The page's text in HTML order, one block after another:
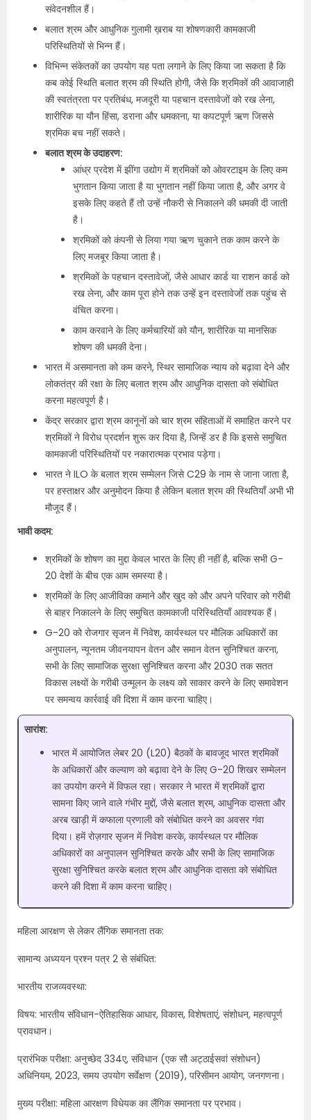
संवेदनशील हैं।
बलात श्रम और आधुनिक गुलामी ख़राब या शोषणकारी कामकाजी
परिस्थितियों से भिन्न हैं।
विभिन्न संकेतकों का उपयोग यह पता लगाने के लिए किया जा सकता है कि
कब कोई स्थिति बलात श्रम की स्थिति होगी, जैसे कि श्रमिकों की आवाजाही
की स्वतंत्रता पर प्रतिबंध, मजदूरी या पहचान दस्तावेजों को रख लेना,
शारीरिक या यौन हिंसा, डराना और धमकाना, या कपटपूर्ण ऋण जिससे
श्रमिक बच नहीं सकते।
बलात श्रम के उदाहरण:
आंध्र प्रदेश में झींगा उद्योग में श्रमिकों को ओवरटाइम के लिए कम
भुगतान किया जाता है या भुगतान नहीं किया जाता है, और अगर वे
इसके लिए कहते हैं तो उन्हें नौकरी से निकालने की धमकी दी जाती
है।
श्रमिकों को कंपनी से लिया गया ऋण चुकाने तक काम करने के
लिए मजबूर किया जाता है।
श्रमिकों के पहचान दस्तावेजों, जैसे आधार कार्ड या राशन कार्ड को
रख लेना, और काम पूरा होने तक उन्हें इन दस्तावेजों तक पहुंच से
वंचित करना।
काम करवाने के लिए कर्मचारियों को यौन, शारीरिक या मानसिक
शोषण की धमकी देना।
भारत में असमानता को कम करने, स्थिर सामाजिक न्याय को बढ़ावा देने और
लोकतंत्र की रक्षा के लिए बलात श्रम और आधुनिक दासता को संबोधित
करना महत्वपूर्ण है।
केंद्र सरकार द्वारा श्रम कानूनों को चार श्रम संहिताओं में समाहित करने पर
श्रमिकों ने विरोध प्रदर्शन शुरू कर दिया है, जिन्हें डर है कि इससे समुचित
कामकाजी परिस्थितियों पर नकारात्मक प्रभाव पड़ेगा।
भारत ने ILO के बलात श्रम सम्मेलन जिसे C29 के नाम से जाना जाता है,
पर हस्ताक्षर और अनुमोदन किया है लेकिन बलात श्रम की स्थितियाँ अभी भी
मौजूद हैं।
भावी कदम:
श्रमिकों के शोषण का मुद्दा केवल भारत के लिए ही नहीं है, बल्कि सभी G-
20 देशों के बीच एक आम समस्या है।
श्रमिकों के लिए आजीविका कमाने और खुद को और अपने परिवार को गरीबी
से बाहर निकालने के लिए समुचित कामकाजी परिस्थितियाँ आवश्यक हैं।
G-20 को रोजगार सृजन में निवेश, कार्यस्थल पर मौलिक अधिकारों का
अनुपालन, न्यूनतम जीवनयापन वेतन और समान वेतन सुनिश्चित करना,
सभी के लिए सामाजिक सुरक्षा सुनिश्चित करना और 2030 तक सतत
विकास लक्ष्यों के गरीबी उन्मूलन के लक्ष्य को साकार करने के लिए समावेशन
पर समन्वय कार्रवाई की दिशा में काम करना चाहिए।
सारांश:
भारत में आयोजित लेबर 20 (L20) बैठकों के बावजूद भारत श्रमिकों
के अधिकारों और कल्याण को बढ़ावा देने के लिए G-20 शिखर सम्मेलन
का उपयोग करने में विफल रहा। सरकार ने भारत में श्रमिकों द्वारा
सामना किए जाने वाले गंभीर मुद्दों, जैसे बलात श्रम, आधुनिक दासता और
अरब खाड़ी में कफाला प्रणाली को संबोधित करने का अवसर गंवा
दिया। हमें रोज़गार सृजन में निवेश करके, कार्यस्थल पर मौलिक
अधिकारों का अनुपालन सुनिश्चित करके और सभी के लिए सामाजिक
सुरक्षा सुनिश्चित करके बलात श्रम और आधुनिक दासता को संबोधित
करने की दिशा में काम करना चाहिए।
महिला आरक्षण से लेकर लैंगिक समानता तक:
सामान्य अध्ययन प्रश्न पत्र 2 से संबंधित:
भारतीय राजव्यवस्था:
विषय: भारतीय संविधान-ऐतिहासिक आधार, विकास, विशेषताएं, संशोधन, महत्वपूर्ण
प्रावधान।
प्रारंभिक परीक्षा: अनुच्छेद 334ए, संविधान (एक सौ अट्ठाईसवां संशोधन)
अधिनियम, 2023, समय उपयोग सर्वेक्षण (2019), परिसीमन आयोग, जनगणना।
मुख्य परीक्षा: महिला आरक्षण विधेयक का लैंगिक समानता पर प्रभाव।